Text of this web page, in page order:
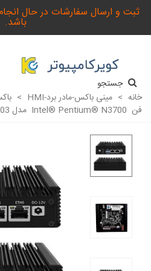
ثبت و ارسال سفارشات در حال
باشد.
جستجو
خانه > مینی باکس-مادر برد-HMI >
فن Intel® Pentium® N3700 مدل KC 5303